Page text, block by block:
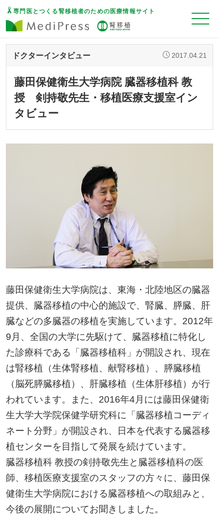
専門医とつくる腎移植者のための医療情報サイト
ドクターインタビュー 2017.04.21
藤田保健衛生大学病院 臓器移植科 教
授 剣持敬先生・移植医療支援室イン
タビュー
藤田保健衛生大学病院は、東海・北陸地区の臓器
提供、臓器移植の中心的施設で、腎臓、膵臓、肝
臓などの多臓器の移植を実施しています。2012年
9月、全国の大学に先駆けて、臓器移植に特化し
た診療科である「臓器移植科」が開設され、現在
は腎移植（生体腎移植、献腎移植）、膵臓移植
（脳死膵臓移植）、肝臓移植（生体肝移植）が行
われています。また、2016年4月には藤田保健衛
生大学大学院保健学研究科に「臓器移植コーディ
ネート分野」が開設され、日本を代表する臓器移
植センターを目指して発展を続けています。
臓器移植科 教授の剣持敬先生と臓器移植科の医
師、移植医療支援室のスタッフの方々に、藤田保
健衛生大学病院における臓器移植への取組みと、
今後の展開についてお聞きしました。